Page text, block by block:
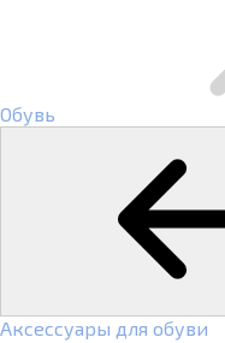
Обувь
Аксессуары для обуви